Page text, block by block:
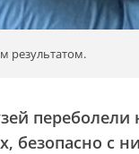
результатом.
безопасно с